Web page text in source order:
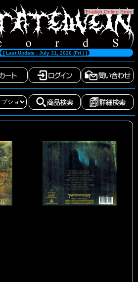
[English Online Store]
[ Last Update : July 31, 2026 (Fri.) ]